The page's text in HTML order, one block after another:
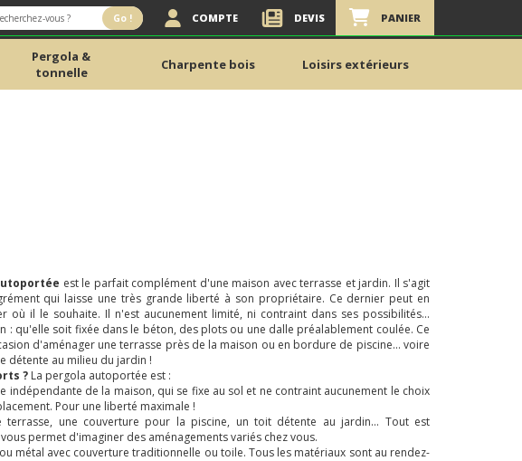
Go ! COMPTE DEVIS PANIER
Pergola &
tonnelle
Charpente bois Loisirs extérieurs
est le parfait complément d'une maison avec terrasse et jardin. Il s'agit
qui laisse une très grande liberté à son propriétaire. Ce dernier peut en
où il le souhaite. Il n'est aucunement limité, ni contraint dans ses possibilités...
: qu'elle soit fixée dans le béton, des plots ou une dalle préalablement coulée. Ce
d'aménager une terrasse près de la maison ou en bordure de piscine... voire
détente au milieu du jardin !
? La pergola autoportée est :
indépendante de la maison, qui se fixe au sol et ne contraint aucunement le choix
Pour une liberté maximale !
terrasse, une couverture pour la piscine, un toit détente au jardin... Tout est
permet d'imaginer des aménagements variés chez vous.
métal avec couverture traditionnelle ou toile. Tous les matériaux sont au rendez-